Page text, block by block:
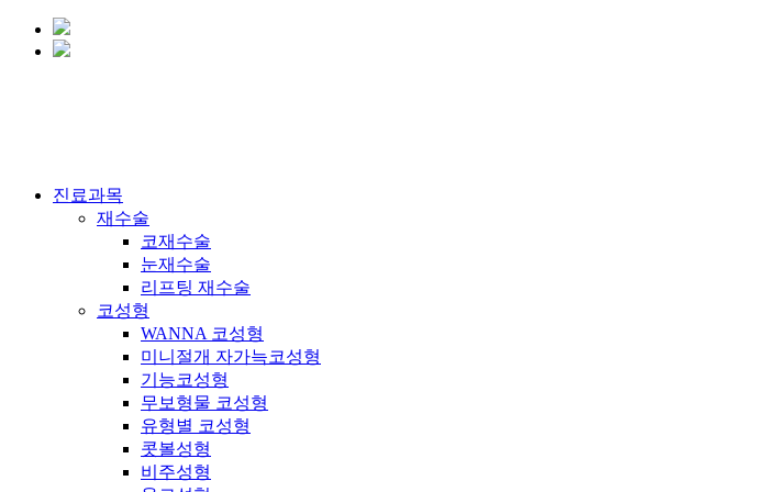
Close
진료과목
재수술
코재수술
눈재수술
리프팅 재수술
코성형
WANNA 코성형
미니절개 자가늑코성형
기능코성형
무보형물 코성형
유형별 코성형
콧볼성형
비주성형